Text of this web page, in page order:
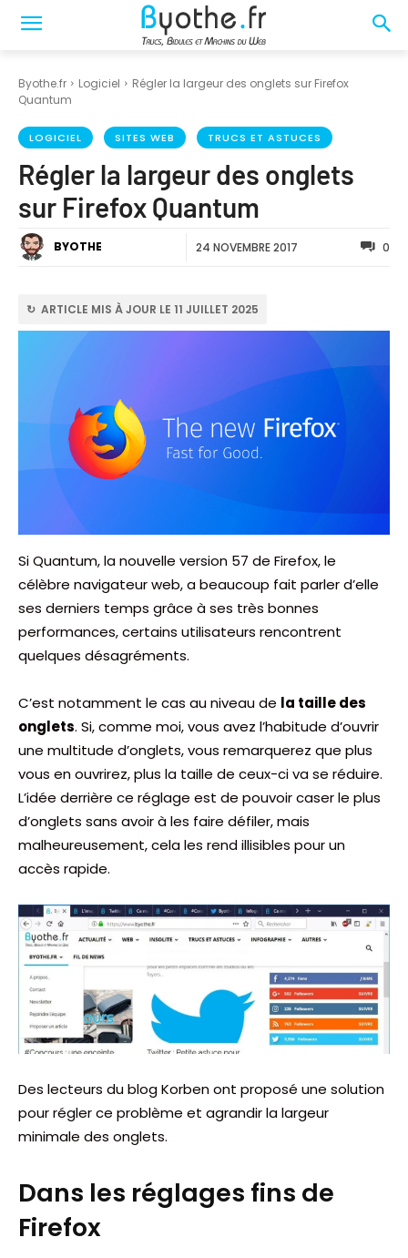
Byothe.fr Logiciel
Régler la largeur des onglets sur Firefox
Quantum
LOGICIEL SITES WEB TRUCS ET ASTUCES
Régler la largeur des onglets
sur Firefox Quantum
BYOTHE 24 NOVEMBRE 2017 0
↻ ARTICLE MIS À JOUR LE 11 JUILLET 2025
Si Quantum, la nouvelle version 57 de Firefox, le
célèbre navigateur web, a beaucoup fait parler d’elle
ses derniers temps grâce à ses très bonnes
performances, certains utilisateurs rencontrent
quelques désagréments.
C’est notamment le cas au niveau de la taille des
onglets. Si, comme moi, vous avez l’habitude d’ouvrir
une multitude d’onglets, vous remarquerez que plus
vous en ouvrirez, plus la taille de ceux-ci va se réduire.
L’idée derrière ce réglage est de pouvoir caser le plus
d’onglets sans avoir à les faire défiler, mais
malheureusement, cela les rend illisibles pour un
accès rapide.
Des lecteurs du blog Korben ont proposé une solution
pour régler ce problème et agrandir la largeur
minimale des onglets.
Dans les réglages fins de
Firefox